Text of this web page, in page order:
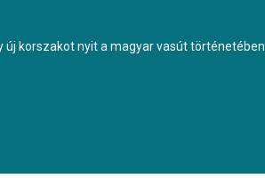
korszakot nyit a magyar vasút történetében